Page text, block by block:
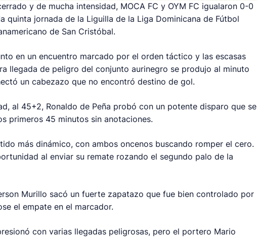
y de mucha intensidad, MOCA FC y OYM FC igualaron 0-0
quinta jornada de la Liguilla de la Liga Dominicana de Fútbol
de San Cristóbal.
en un encuentro marcado por el orden táctico y las escasas
llegada de peligro del conjunto aurinegro se produjo al minuto
un cabezazo que no encontró destino de gol.
al 45+2, Ronaldo de Peña probó con un potente disparo que se
primeros 45 minutos sin anotaciones.
más dinámico, con ambos oncenos buscando romper el cero.
al enviar su remate rozando el segundo palo de la
Murillo sacó un fuerte zapatazo que fue bien controlado por
el empate en el marcador.
con varias llegadas peligrosas, pero el portero Mario